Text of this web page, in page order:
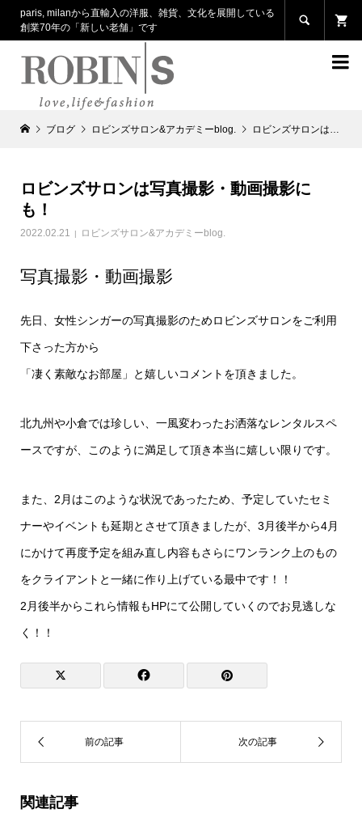
paris, milanから直輸入の洋服、雑貨、文化を展開している
創業70年の「新しい老舗」です


ブログ ロビンズサロン&アカデミーblog. ロビンズサロンは写真撮影・動画撮影にも！
ロビンズサロンは写真撮影・動画撮影に
も！
2022.02.21 ロビンズサロン&アカデミーblog.
写真撮影・動画撮影
先日、女性シンガーの写真撮影のためロビンズサロンをご利用
下さった方から
「凄く素敵なお部屋」と嬉しいコメントを頂きました。
北九州や小倉では珍しい、一風変わったお洒落なレンタルスペ
ースですが、このように満足して頂き本当に嬉しい限りです。
また、2月はこのような状況であったため、予定していたセミ
ナーやイベントも延期とさせて頂きましたが、3月後半から4月
にかけて再度予定を組み直し内容もさらにワンランク上のもの
をクライアントと一緒に作り上げている最中です！！
2月後半からこれら情報もHPにて公開していくのでお見逃しな
く！！
関連記事